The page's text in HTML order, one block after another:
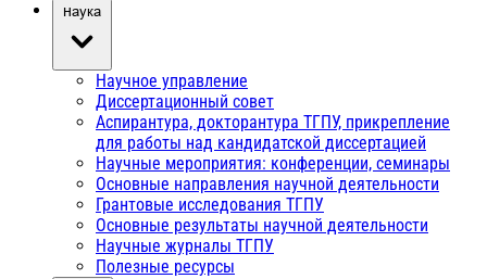
Наука
Научное управление
Диссертационный совет
Аспирантура, докторантура ТГПУ, прикрепление
для работы над кандидатской диссертацией
Научные мероприятия: конференции, семинары
Основные направления научной деятельности
Грантовые исследования ТГПУ
Основные результаты научной деятельности
Научные журналы ТГПУ
Полезные ресурсы